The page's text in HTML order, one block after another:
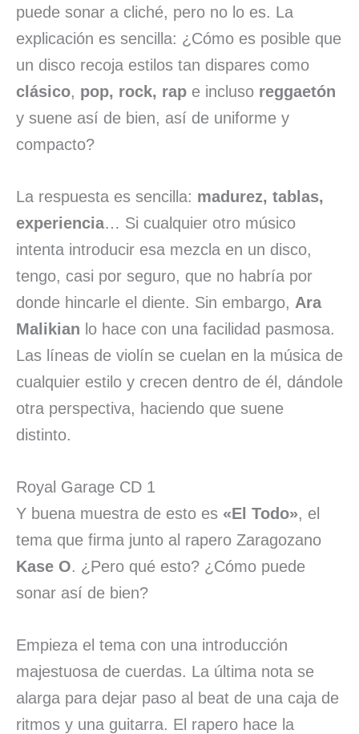
puede sonar a cliché, pero no lo es. La
explicación es sencilla: ¿Cómo es posible que
un disco recoja estilos tan dispares como
clásico, pop, rock, rap e incluso reggaetón
y suene así de bien, así de uniforme y
compacto?
La respuesta es sencilla: madurez, tablas,
experiencia… Si cualquier otro músico
intenta introducir esa mezcla en un disco,
tengo, casi por seguro, que no habría por
donde hincarle el diente. Sin embargo, Ara
Malikian lo hace con una facilidad pasmosa.
Las líneas de violín se cuelan en la música de
cualquier estilo y crecen dentro de él, dándole
otra perspectiva, haciendo que suene
distinto.
Royal Garage CD 1
Y buena muestra de esto es «El Todo», el
tema que firma junto al rapero Zaragozano
Kase O. ¿Pero qué esto? ¿Cómo puede
sonar así de bien?
Empieza el tema con una introducción
majestuosa de cuerdas. La última nota se
alarga para dejar paso al beat de una caja de
ritmos y una guitarra. El rapero hace la